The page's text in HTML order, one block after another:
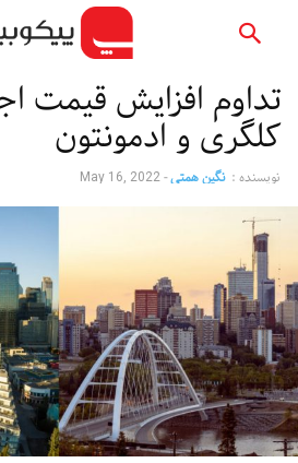
تداوم افزایش قیمت
کلگری و ادمونتون
نویسنده : نگین همتی-
May 16, 2022